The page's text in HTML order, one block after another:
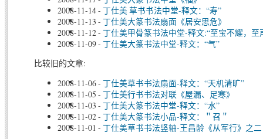
2008-11-14- 丁仕美 草书书法中堂-释文：“寿”
2008-11-13 - 丁仕美大篆书法扇面《居安思危》
2008-11-12- 丁仕美甲骨篆书法中堂-释文:“至宝不耀，至
2008-11-09- 丁仕美大篆书法中堂-释文：“气”
比较旧的文章:
2008-11-06- 丁仕美草书书法扇面-释文：“天机清旷”
2008-11-05 - 丁仕美行书书法对联《屋漏、足寒》
2008-11-03 - 丁仕美大篆书法中堂-释文：“水”
2008-11-02- 丁仕美大篆书法小品-释文：＂召＂
2008-11-01 - 丁仕美草书书法竖轴-王昌龄《从军行》之二